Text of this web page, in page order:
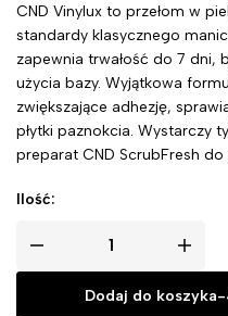
CND Vinylux to przełom w
standardy klasycznego
zapewnia trwałość do 7 dni,
użycia bazy. Wyjątkowa
zwiększające adhezję,
płytki paznokcia. Wystarczy
preparat CND ScrubFresh
Ilość:
Dodaj do koszyka-